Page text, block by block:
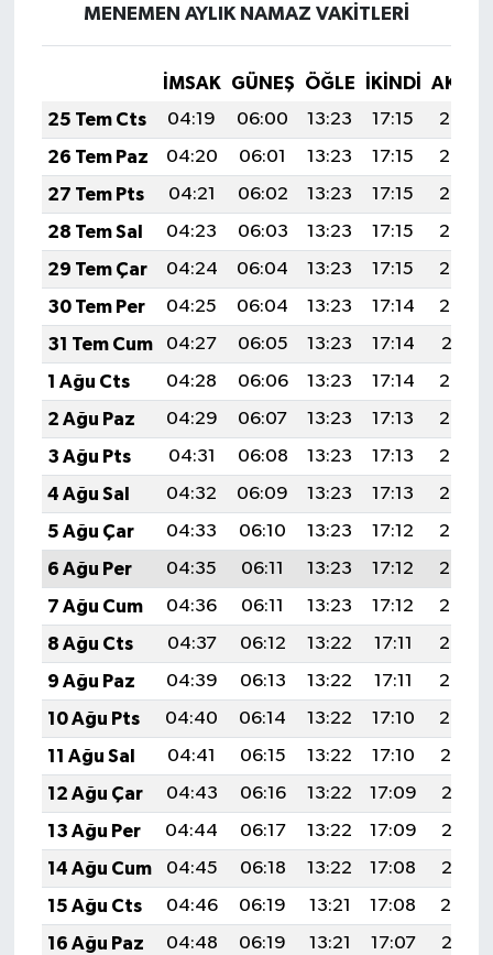
MENEMEN AYLIK NAMAZ VAKITLERI
İMSAK GÜNEŞ ÖĞLE İKINDI
25 Tem Cts
04:19 06:00 13:23 17:15
20:36
26 Tem Paz
04:20 06:01 13:23 17:15
20:36
27 Tem Pts
04:21 06:02 13:23 17:15
20:35
28 Tem Sal
04:23 06:03 13:23 17:15
20:34
29 Tem Çar
04:24 06:04 13:23 17:15
20:33
30 Tem Per
04:25 06:04 13:23 17:14
20:32
31 Tem Cum
04:27 06:05 13:23 17:14
20:31
1 Ağu Cts
04:28 06:06 13:23 17:14
20:30
2 Ağu Paz
04:29 06:07 13:23 17:13
20:29
3 Ağu Pts
04:31 06:08 13:23 17:13
20:28
4 Ağu Sal
04:32 06:09 13:23 17:13
20:27
5 Ağu Çar
04:33 06:10 13:23 17:12
20:26
6 Ağu Per
04:35 06:11 13:23 17:12
20:25
7 Ağu Cum
04:36 06:11 13:23 17:12
20:24
8 Ağu Cts
04:37 06:12 13:22 17:11
20:23
9 Ağu Paz
04:39 06:13 13:22 17:11
20:22
10 Ağu Pts
04:40 06:14 13:22 17:10
20:20
11 Ağu Sal
04:41 06:15 13:22 17:10
20:19
12 Ağu Çar
04:43 06:16 13:22 17:09
20:18
13 Ağu Per
04:44 06:17 13:22 17:09
20:17
14 Ağu Cum
04:45 06:18 13:22 17:08
20:15
15 Ağu Cts
04:46 06:19 13:21 17:08
20:14
16 Ağu Paz
04:48 06:19 13:21 17:07
20:13